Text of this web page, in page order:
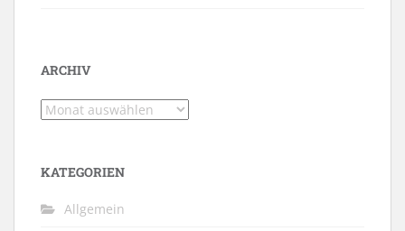
ARCHIV
Archiv
KATEGORIEN
Allgemein